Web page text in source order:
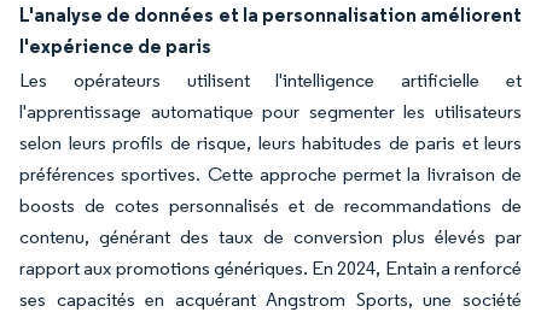
L'analyse de données et la personnalisation améliorent
l'expérience de paris
Les opérateurs utilisent l'intelligence artificielle et
l'apprentissage automatique pour segmenter les utilisateurs
selon leurs profils de risque, leurs habitudes de paris et leurs
préférences sportives. Cette approche permet la livraison de
boosts de cotes personnalisés et de recommandations de
contenu, générant des taux de conversion plus élevés par
rapport aux promotions génériques. En 2024, Entain a renforcé
ses capacités en acquérant Angstrom Sports, une société